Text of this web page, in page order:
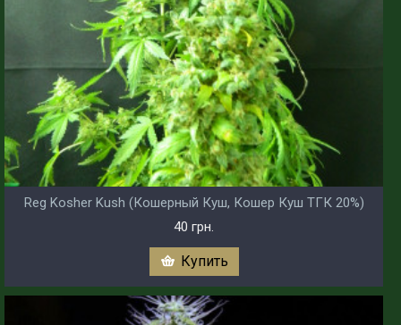
Reg Kosher Kush (Кошерный Куш, Кошер Куш ТГК 20%)
40 грн.
Купить